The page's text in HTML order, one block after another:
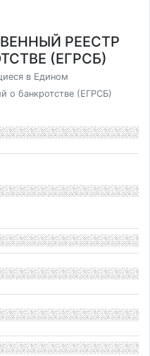
РЕЕСТР
(ЕГРСБ)
в Едином
о банкротстве (ЕГРСБ)